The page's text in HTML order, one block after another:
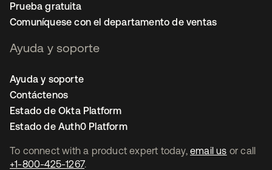
To connect with a product expert today, email us or call
+1-800-425-1267.
Prueba gratuita
Comuníquese con el departamento de ventas
Ayuda y soporte
Ayuda y soporte
Contáctenos
Estado de Okta Platform
Estado de Auth0 Platform